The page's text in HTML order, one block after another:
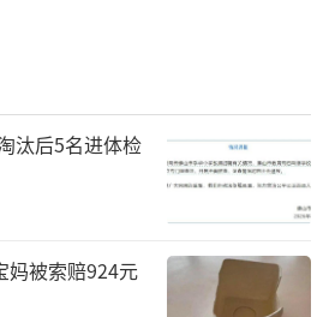
学研资源的综合性大学。这
更好的实验平台、师资以及
会。
仅是一个专业，更是一个时
对于2026年入学的学生而
汰后5名进体检
妈被索赔924元